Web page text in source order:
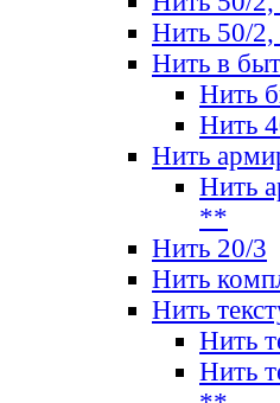
Нить 50/
Нить в
Нить
Нить
Нить
Нить
**
Нить 20/3
Нить
Нить
Нить
Нить